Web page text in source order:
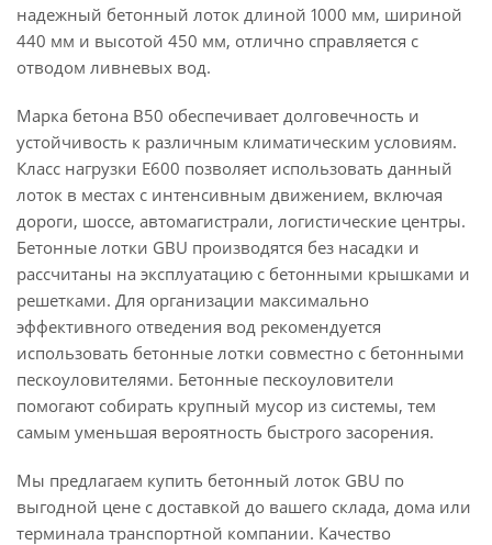
надежный бетонный лоток длиной 1000 мм, шириной
440 мм и высотой 450 мм, отлично справляется с
отводом ливневых вод.
Марка бетона B50 обеспечивает долговечность и
устойчивость к различным климатическим условиям.
Класс нагрузки E600 позволяет использовать данный
лоток в местах с интенсивным движением, включая
дороги, шоссе, автомагистрали, логистические центры.
Бетонные лотки GBU производятся без насадки и
рассчитаны на эксплуатацию с бетонными крышками и
решетками. Для организации максимально
эффективного отведения вод рекомендуется
использовать бетонные лотки совместно с бетонными
пескоуловителями. Бетонные пескоуловители
помогают собирать крупный мусор из системы, тем
самым уменьшая вероятность быстрого засорения.
Мы предлагаем купить бетонный лоток GBU по
выгодной цене с доставкой до вашего склада, дома или
терминала транспортной компании. Качество